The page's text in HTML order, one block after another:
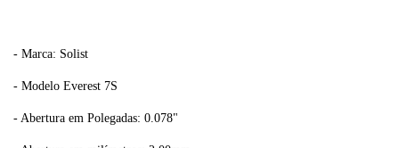
- Marca: Solist
- Modelo Everest 7S
- Abertura em Polegadas: 0.078"